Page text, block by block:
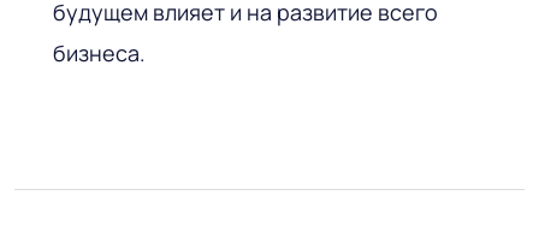
будущем влияет и на развитие всего
бизнеса.